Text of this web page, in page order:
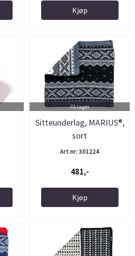
Kjøp
På lager
Sitteunderlag, MARIUS®,
sort
Art.nr: 301224
481,-
Kjøp